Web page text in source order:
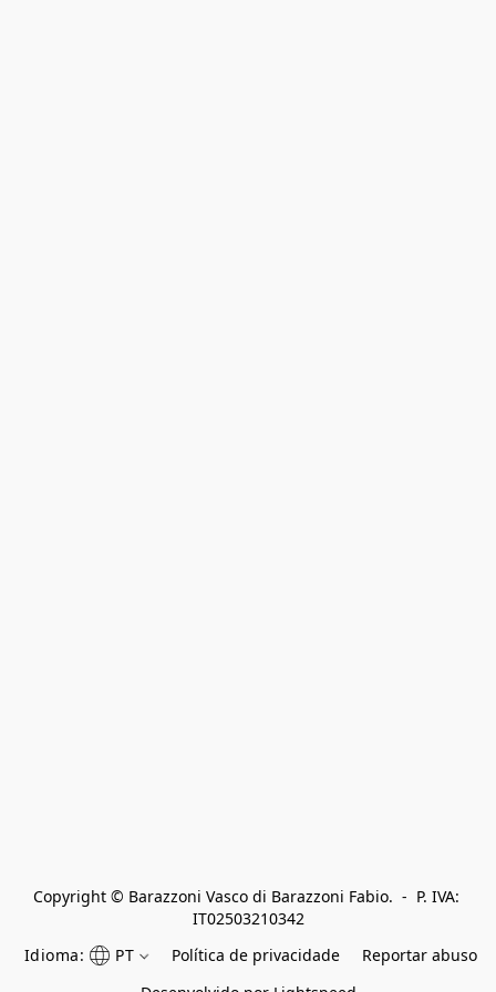
Copyright © Barazzoni Vasco di Barazzoni Fabio.  -  P. IVA:
IT02503210342
Idioma:
PT Política de privacidade
Reportar abuso